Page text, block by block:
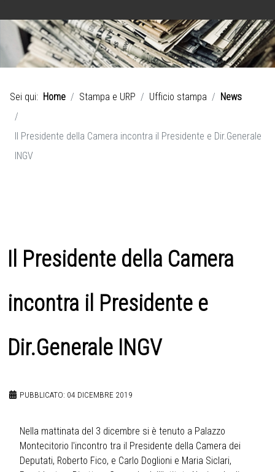
Sei qui: Home Stampa e URP Ufficio stampa News
Il Presidente della Camera incontra il Presidente e Dir.Generale
INGV
Il Presidente della Camera
incontra il Presidente e
Dir.Generale INGV
PUBBLICATO: 04 DICEMBRE 2019
Nella mattinata del 3 dicembre si è tenuto a Palazzo
Montecitorio l'incontro tra il Presidente della Camera dei
Deputati, Roberto Fico, e Carlo Doglioni e Maria Siclari,